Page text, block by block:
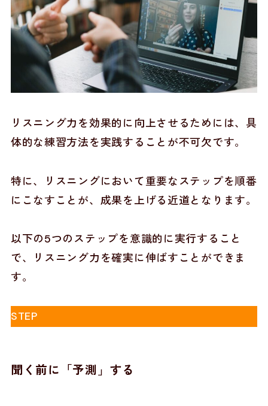
リスニング力を効果的に向上させるためには、具
体的な練習方法を実践することが不可欠です。
特に、リスニングにおいて重要なステップを順番
にこなすことが、成果を上げる近道となります。
以下の5つのステップを意識的に実行すること
で、リスニング力を確実に伸ばすことができま
す。
STEP
聞く前に「予測」する